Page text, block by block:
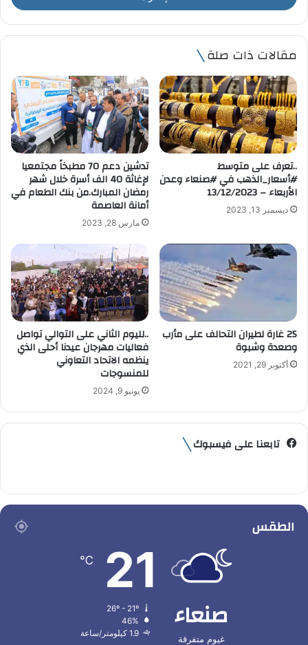
ر
د
ا
ل
إ
ل
ك
ر
و
ي
مقالات ذات صلة
..تعرف على متوسط
#أسعار_الذهب في #صنعاء وعدن
الأربعاء – 13/12/2023
ديسمبر 13, 2023
تدشين دعم 70 مطبخاً مجتمعيا
لإغاثة 40 الف أسرة خلال شهر
رمضان المبارك.من بنك الطعام في
أمانة العاصمة
مارس 28, 2023
25 غارة لطيران التحالف على مأرب
وصعدة وشبوة
أكتوبر 29, 2021
..لليوم الثاني على التوالي تواصل
فعاليات مهرجان عيدنا أحلى الذي
ينظمه الاتحاد التعاوني
للمنسوجات
يونيو 9, 2024
تابعنا على فيسبوك
الطقس
صنعاء
غيوم متفرقة
21
℃
46%
1.9 كيلومتر/ساعة